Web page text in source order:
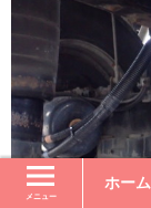
メニュー
ホーム